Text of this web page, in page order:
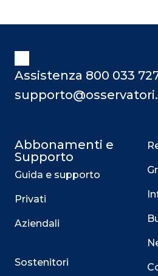
Assistenza 800 033
Abbonamenti e
Supporto
Guida e supporto
Privati
Aziendali
Sostenitori